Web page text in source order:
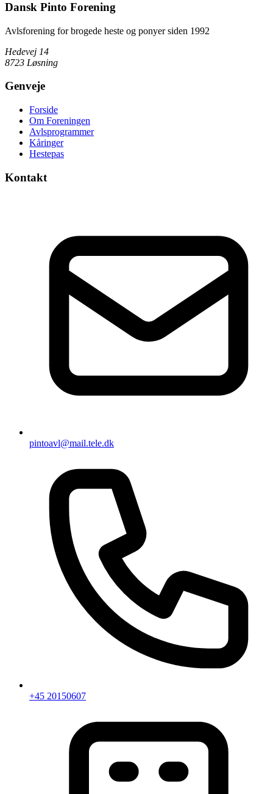
Dansk Pinto Forening
Avlsforening for brogede heste og ponyer siden 1992
Hedevej 14
8723 Løsning
Genveje
Forside
Om Foreningen
Avlsprogrammer
Kåringer
Hestepas
Kontakt
pintoavl@mail.tele.dk
+45 20150607